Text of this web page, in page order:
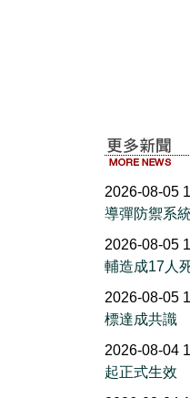
2026-08-05
導彈防禦系
2026-08-05
輔造成17人
2026-08-05
標達成共識
2026-08-04
起正式生效